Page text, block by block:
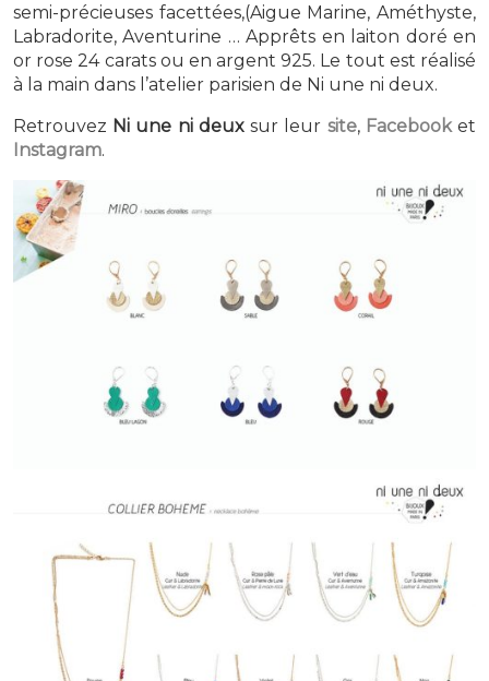
semi-précieuses facettées,(Aigue Marine, Améthyste,
Labradorite, Aventurine … Apprêts en laiton doré en
or rose 24 carats ou en argent 925. Le tout est réalisé
à la main dans l’atelier parisien de Ni une ni deux.
Retrouvez Ni une ni deuxsur leur site, Facebooket
Instagram.